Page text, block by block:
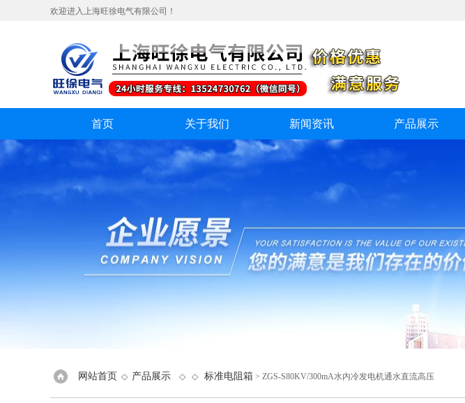
欢迎进入上海旺徐电气有限公司！
首页 关于我们 新闻资讯 产品展示
网站首页 ◇ 产品展示 ◇ ◇ 标准电阻箱 > ZGS-S80KV/300mA水内冷发电机通水直流高压